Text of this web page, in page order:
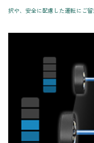
択や、安全に配慮した運転にご留